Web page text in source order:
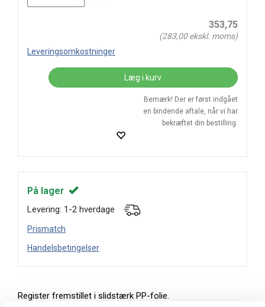
353,75
(283,00ekskl. moms)
Leveringsomkostninger
Læg i kurv
Bemærk! Der er først indgået
en bindende aftale, når vi har
bekræftet din bestilling.
På lager
Levering: 1-2 hverdage
Prismatch
Handelsbetingelser
Register fremstillet i slidstærk PP-folie.